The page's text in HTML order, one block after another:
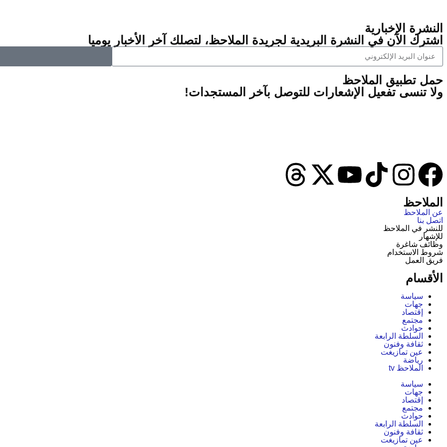
النشرة الإخبارية
اشترك الآن في النشرة البريدية لجريدة الملاحظ، لتصلك آخر الأخبار يوميا
‫حمل تطبيق الملاحظ
ولا تنسى تفعيل الإشعارات للتوصل بآخر المستجدات!
الملاحظ
عن الملاحظ
اتصل بنا
للنشر في الملاحظ
للإشهار
وظائف شاغرة
شروط الاستخدام
فريق العمل
الأقسام
سياسة
جهات
إقتصاد
مجتمع
حوادث
السلطة الرابعة
ثقافة وفنون
عين تمازيغت
رياضة
الملاحظ tv
سياسة
جهات
إقتصاد
مجتمع
حوادث
السلطة الرابعة
ثقافة وفنون
عين تمازيغت